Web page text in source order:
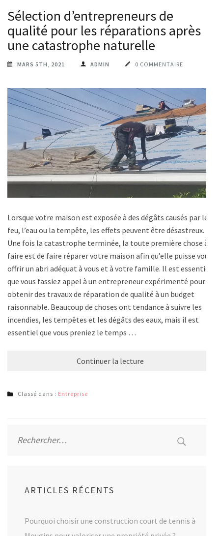
Sélection d’entrepreneurs de
qualité pour les réparations après
une catastrophe naturelle
MARS 5TH, 2021 ADMIN 0 COMMENTAIRE
Lorsque votre maison est exposée à des dégâts causés par le
feu, l’eau ou la tempête, les effets peuvent être désastreux.
Une fois la catastrophe terminée, la toute première chose à
faire est de faire réparer votre maison afin qu’elle puisse vous
offrir un abri adéquat à vous et à votre famille. Il est essentiel
que vous fassiez appel à un entrepreneur expérimenté pour
obtenir des travaux de réparation de qualité à un budget
raisonnable. Beaucoup de choses ont tendance à suivre les
incendies, les tempêtes et les dégâts des eaux, mais il est
essentiel que vous preniez le temps …
Continuer la lecture
Classé dans : Entreprise
ARTICLES RÉCENTS
Pourquoi choisir une construction court de tennis à